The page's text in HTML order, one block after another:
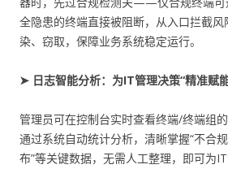
全隐患的终端直接被阻断，从入口拦截
染、窃取，保障业务系统稳定运行。
➤ 日志智能分析：为IT管理决策“精准赋
管理员可在控制台实时查看终端/终端组
通过系统自动统计分析，清晰掌握“不合
布”等关键数据，无需人工整理，即可为